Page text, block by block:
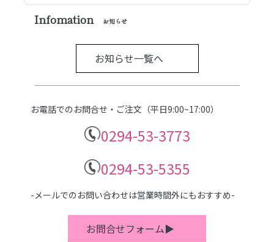
Infomation お知らせ
お知らせ一覧へ
お電話でのお問合せ・ご注文（平日9:00~17:00）
0294-53-3773
0294-53-5355
-メールでのお問い合わせは営業時間外にもおすすめ-
お問合せフォーム▶